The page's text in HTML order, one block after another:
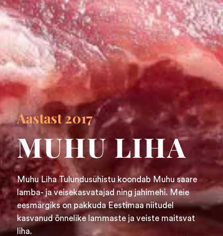
Aastast 2017
MUHU LIHA
Muhu Liha Tulundusühistu koondab Muhu saare
lamba- ja veisekasvatajad ning jahimehi. Meie
eesmärgiks on pakkuda Eestimaa niitudel
kasvanud õnnelike lammaste ja veiste maitsvat
liha.